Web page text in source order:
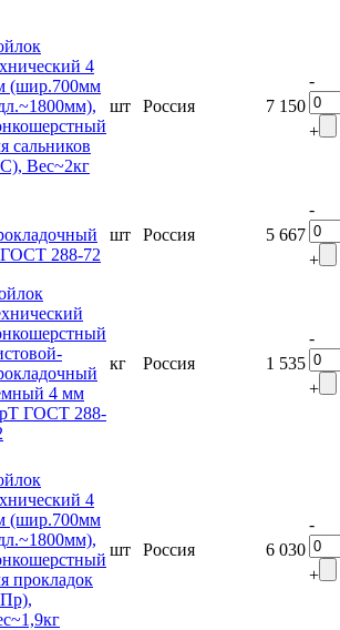
4
(шир.700мм
сальников
Вес~2кг
шт Россия 7 150
-
+
288-72
шт Россия 5 667
-
+
4 мм
ГОСТ 288-
кг Россия 1 535
-
+
4
(шир.700мм
прокладок
шт Россия 6 030
-
+